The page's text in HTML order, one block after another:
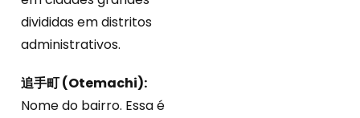
divididas em distritos
administrativos.
追手町 (Otemachi):
Nome do bairro. Essa é